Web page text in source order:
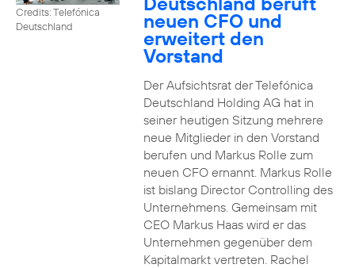
Credits: Telefónica
Deutschland
neuen CFO und
erweitert den
Vorstand
Der Aufsichtsrat der Telefónica
Deutschland Holding AG hat in
seiner heutigen Sitzung mehrere
neue Mitglieder in den Vorstand
berufen und Markus Rolle zum
neuen CFO ernannt. Markus Rolle
ist bislang Director Controlling des
Unternehmens. Gemeinsam mit
CEO Markus Haas wird er das
Unternehmen gegenüber dem
Kapitalmarkt vertreten. Rachel